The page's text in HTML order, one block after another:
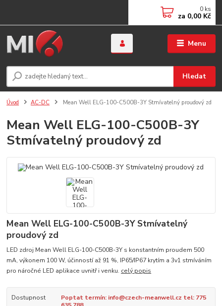
Menu
Hledat
0 ks
za 0,00 Kč
Úvod AC-DC Mean Well ELG-100-C500B-3Y Stmívatelný proudový zd
Mean Well ELG-100-C500B-3Y
Stmívatelný proudový zd
Mean Well ELG-100-C500B-3Y Stmívatelný
proudový zd
LED zdroj Mean Well ELG-100-C500B-3Y s konstantním proudem 500
mA, výkonem 100 W, účinností až 91 %, IP65/IP67 krytím a 3v1 stmíváním
pro náročné LED aplikace uvnitř i venku. celý popis
Dostupnost
Poptat termín: info@czech-meanwell.cz tel: 775